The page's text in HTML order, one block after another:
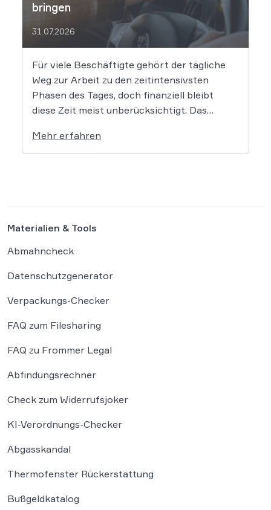
bringen
31.07.2026
Für viele Beschäftigte gehört der tägliche
Weg zur Arbeit zu den zeitintensivsten
Phasen des Tages, doch finanziell bleibt
diese Zeit meist unberücksichtigt. Das
in die Debatte bringen und vielen
Arbeitnehmern den Weg zu einer Vergütung
Mehr erfahren
Materialien & Tools
Abmahncheck
Datenschutzgenerator
Verpackungs-Checker
FAQ zum Filesharing
FAQ zu Frommer Legal
Abfindungsrechner
Check zum Widerrufsjoker
KI-Verordnungs-Checker
Abgasskandal
Thermofenster Rückerstattung
Bußgeldkatalog